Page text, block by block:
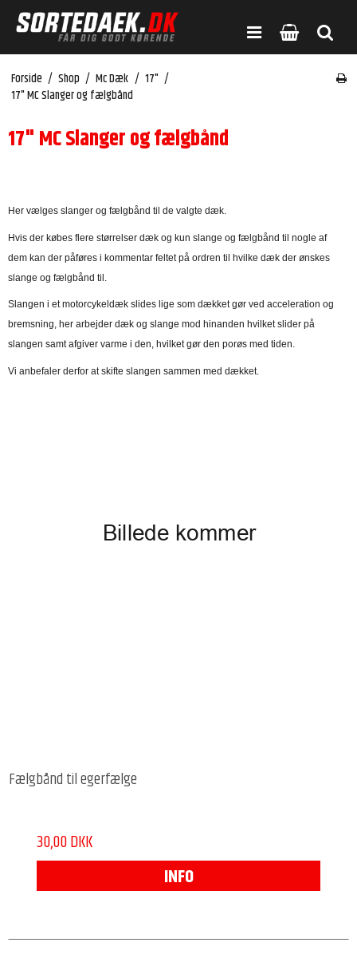
Forside / Shop / Mc Dæk / 17" /
17" MC Slanger og fælgbånd
17" MC Slanger og fælgbånd
Her vælges slanger og fælgbånd til de valgte dæk.
Hvis der købes flere størrelser dæk og kun slange og fælgbånd til nogle af
dem kan der påføres i kommentar feltet på ordren til hvilke dæk der ønskes
slange og fælgbånd til.
Slangen i et motorcykeldæk slides lige som dækket gør ved acceleration og
bremsning, her arbejder dæk og slange mod hinanden hvilket slider på
slangen samt afgiver varme i den, hvilket gør den porøs med tiden.
Vi anbefaler derfor at skifte slangen sammen med dækket.
Fælgbånd til egerfælge
30,00 DKK
INFO